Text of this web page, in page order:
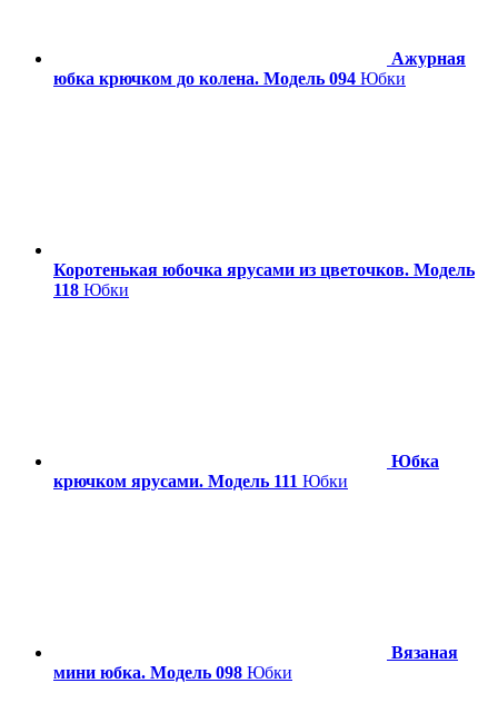
Ажурная
юбка крючком до колена. Модель 094 Юбки
Коротенькая юбочка ярусами из цветочков. Модель
118 Юбки
Юбка
крючком ярусами. Модель 111 Юбки
Вязаная
мини юбка. Модель 098 Юбки